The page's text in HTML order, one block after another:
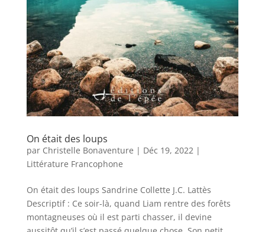
On était des loups
par Christelle Bonaventure | Déc 19, 2022|
Littérature Francophone
On était des loups Sandrine Collette J.C. Lattès
Descriptif : Ce soir-là, quand Liam rentre des forêts
montagneuses où il est parti chasser, il devine